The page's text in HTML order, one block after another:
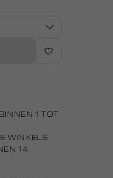
1 TOT
WINKELS
14